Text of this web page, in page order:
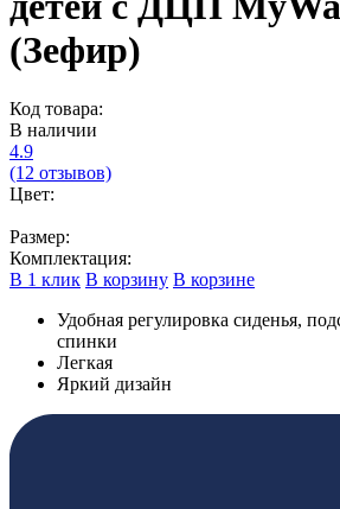
(Зефир)
Код товара:
В наличии
4.9
(12 отзывов)
Цвет:
Размер:
Комплектация:
В 1 клик В корзину В корзине
Удобная регулировка сиденья,
спинки
Легкая
Яркий дизайн